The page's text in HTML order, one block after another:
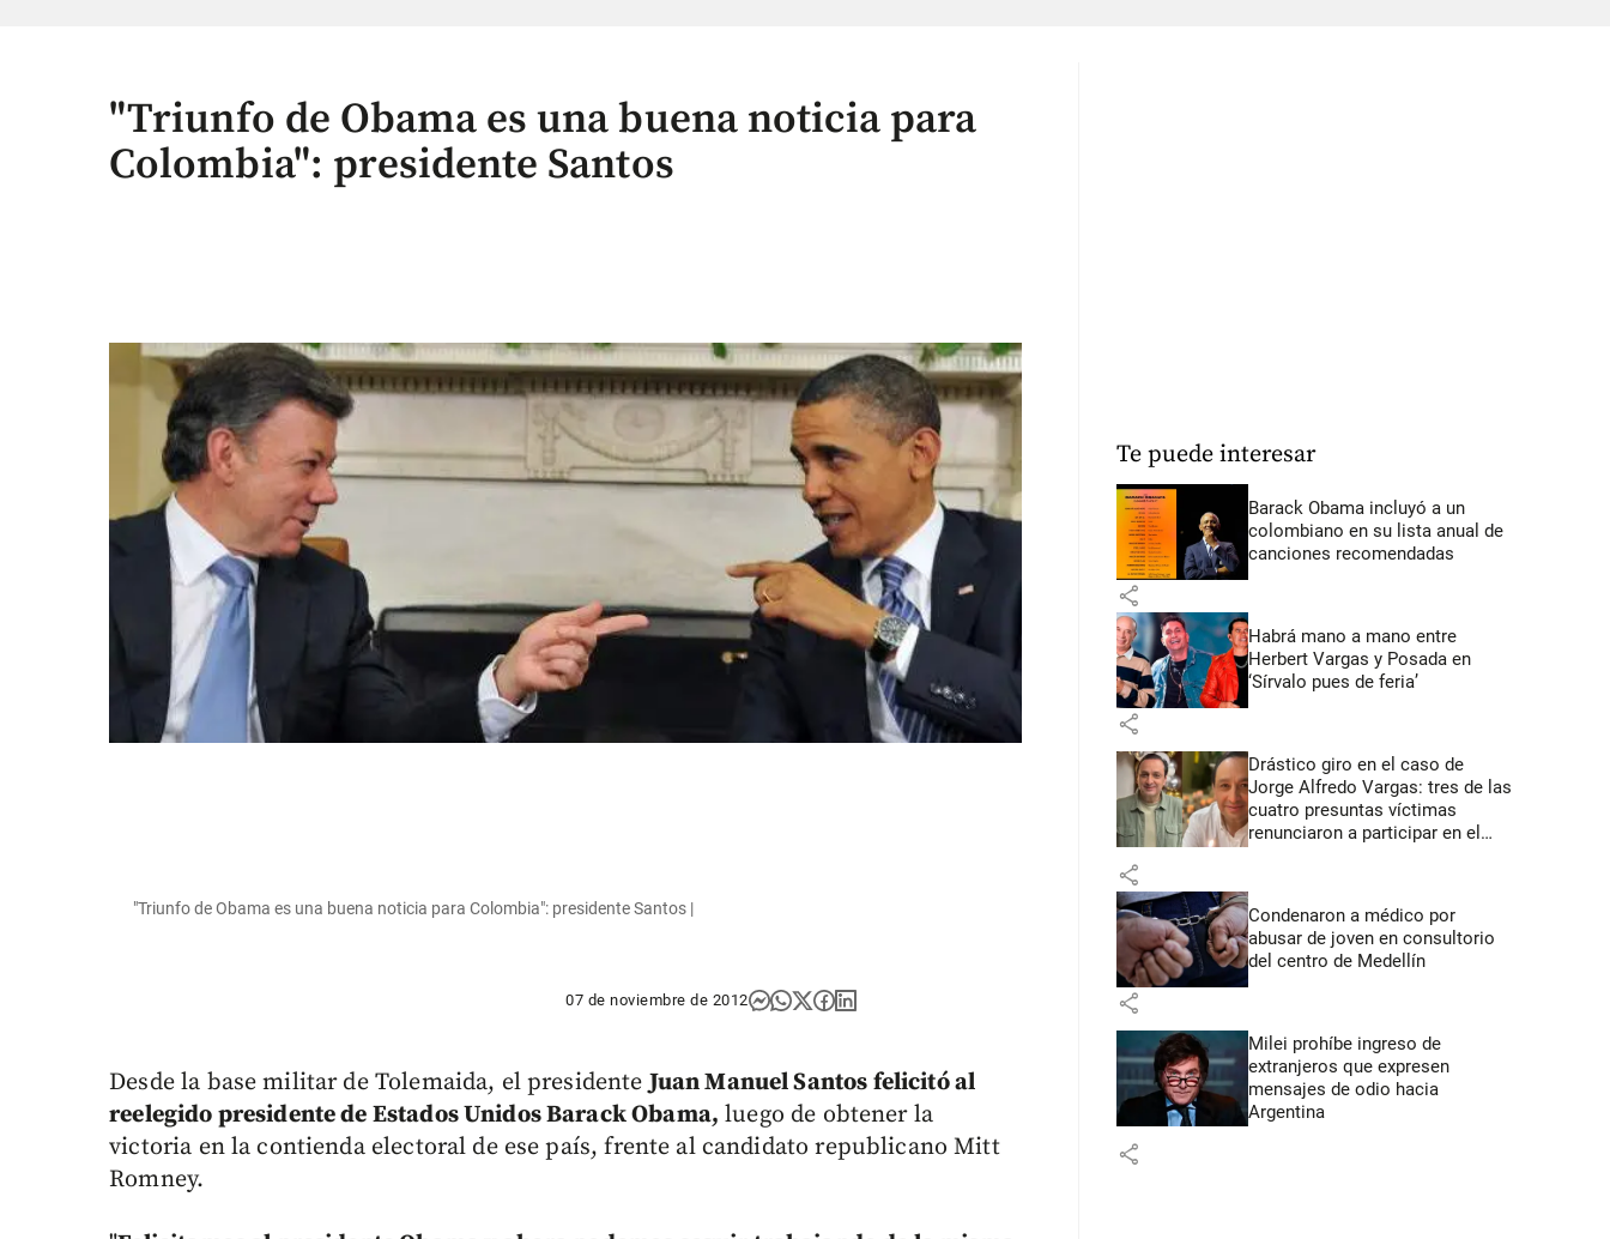
"Triunfo de Obama es una buena noticia para
Colombia": presidente Santos
"Triunfo de Obama es una buena noticia para Colombia": presidente Santos |
07 de noviembre de 2012
Desde la base militar de Tolemaida, el presidenteJuan Manuel Santos felicitó al
reelegido presidente de Estados Unidos Barack Obama, luego de obtener la
victoria en la contienda electoral de ese país, frente al candidato republicano Mitt
Romney.
Te puede interesar
Barack Obama incluyó a un
colombiano en su lista anual de
canciones recomendadas
share
Habrá mano a mano entre
Herbert Vargas y Posada en
‘Sírvalo pues de feria’
share
Drástico giro en el caso de
Jorge Alfredo Vargas: tres de las
cuatro presuntas víctimas
renunciaron a participar en el
share
Condenaron a médico por
abusar de joven en consultorio
del centro de Medellín
share
Milei prohíbe ingreso de
extranjeros que expresen
mensajes de odio hacia
Argentina
share